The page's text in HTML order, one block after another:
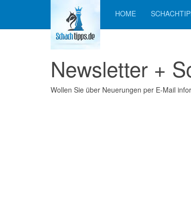
HOME
Newsletter +
Wollen Sie über Neuerungen per E-Mail